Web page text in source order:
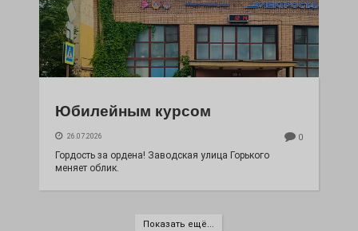
Юбилейным курсом
26.07.2026 0
Гордость за ордена! Заводская улица Горького
меняет облик.
Показать ещё...